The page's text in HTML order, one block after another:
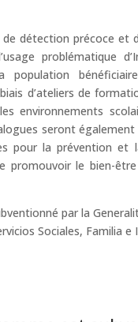
détection précoce et
problématique
population
d’ateliers de
environnements
seront
pour la prévention et
promouvoir le bien-
par la
Sociales, Familia e